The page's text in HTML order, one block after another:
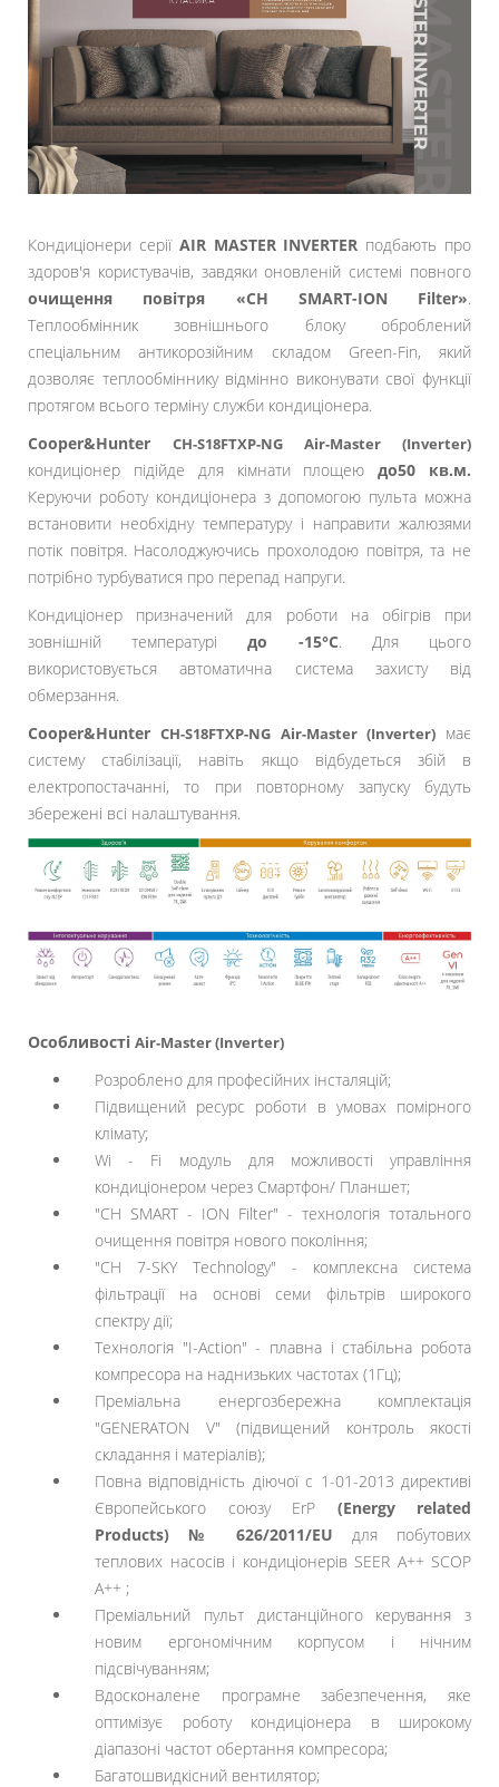
Кондиціонери серії AIR MASTER INVERTER подбають про
здоров'я користувачів, завдяки оновленій системі повного
очищення повітря «CH SMART-ION Filter».
Теплообмінник зовнішнього блоку оброблений
спеціальним антикорозійним складом Green-Fin, який
дозволяє теплообміннику відмінно виконувати свої функції
протягом всього терміну служби кондиціонера.
Cooper&Hunter CH-S18FTXP-NG Air-Master (Inverter)
кондиціонер підійде для кімнати площеюдо50 кв.м.
Керуючи роботу кондиціонера з допомогою пульта можна
встановити необхідну температуру і направити жалюзями
потік повітря. Насолоджуючись прохолодою повітря, та не
потрібно турбуватися про перепад напруги.
Кондиціонер призначений для роботи на обігрів при
зовнішній температурідо -15°C. Для цього
використовується автоматична система захисту від
обмерзання.
Cooper&HunterCH-S18FTXP-NG Air-Master (Inverter)має
систему стабілізації, навіть якщо відбудеться збій в
електропостачанні, то при повторному запуску будуть
збережені всі налаштування.
Особливості Air-Master (Inverter)
Розроблено для професійних інсталяцій;
Підвищений ресурс роботи в умовах помірного
клімату;
Wi - Fi модуль для можливості управління
кондиціонером через Смартфон/ Планшет;
"CH SMART - ION Filter" - технологія тотального
очищення повітря нового покоління;
"CH 7-SKY Technology" - комплексна система
фільтрації на основі семи фільтрів широкого
спектру дії;
Технологія "I-Action" - плавна і стабільна робота
компресора на наднизьких частотах (1Гц);
Преміальна енергозбережна комплектація
"GENERATON V" (підвищений контроль якості
складання і матеріалів);
Повна відповідність діючої c 1-01-2013 директиві
Європейського союзу ErP (Energy related
Products) № 626/2011/EU для побутових
теплових насосів і кондиціонерів SEER A++ SCOP
A++ ;
Преміальний пульт дистанційного керування з
новим ергономічним корпусом і нічним
підсвічуванням;
Вдосконалене програмне забезпечення, яке
оптимізує роботу кондиціонера в широкому
діапазоні частот обертання компресора;
Багатошвидкісний вентилятор;